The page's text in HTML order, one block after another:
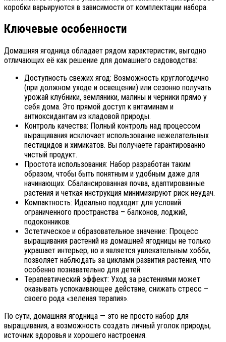
коробки варьируются в зависимости от комплектации набора.
Ключевые особенности
Домашняя ягодница обладает рядом характеристик, выгодно
отличающих её как решение для домашнего садоводства:
Доступность свежих ягод: Возможность круглогодично
(при должном уходе и освещении) или сезонно получать
урожай клубники, земляники, малины и черники прямо у
себя дома. Это прямой доступ к витаминам и
антиоксидантам из кладовой природы.
Контроль качества: Полный контроль над процессом
выращивания исключает использование нежелательных
пестицидов и химикатов. Вы получаете гарантированно
чистый продукт.
Простота использования: Набор разработан таким
образом, чтобы быть понятным и удобным даже для
начинающих. Сбалансированная почва, адаптированные
растения и четкая инструкция минимизируют риск неудач.
Компактность: Идеально подходит для условий
ограниченного пространства – балконов, лоджий,
подоконников.
Эстетическое и образовательное значение: Процесс
выращивания растений из домашней ягодницы не только
украшает интерьер, но и является увлекательным хобби,
позволяет наблюдать за циклами развития растения, что
особенно познавательно для детей.
Терапевтический эффект: Уход за растениями может
оказывать успокаивающее действие, снижать стресс –
своего рода «зеленая терапия».
По сути, домашняя ягодница — это не просто набор для
выращивания, а возможность создать личный уголок природы,
источник здоровья и хорошего настроения.